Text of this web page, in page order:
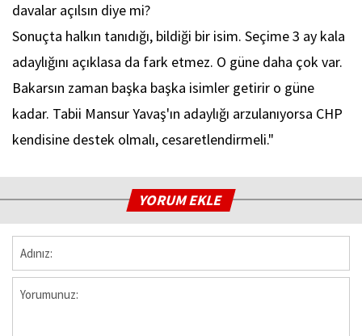
davalar açılsın diye mi?
Sonuçta halkın tanıdığı, bildiği bir isim. Seçime 3 ay kala
adaylığını açıklasa da fark etmez. O güne daha çok var.
Bakarsın zaman başka başka isimler getirir o güne
kadar. Tabii Mansur Yavaş'ın adaylığı arzulanıyorsa CHP
kendisine destek olmalı, cesaretlendirmeli."
YORUM EKLE